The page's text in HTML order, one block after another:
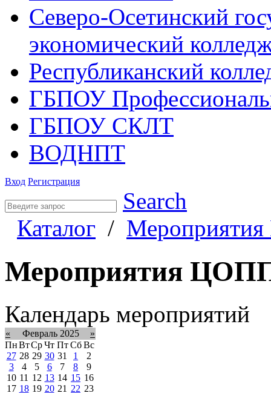
Северо-Осетинский
экономический
Республиканский
ГБПОУ
ГБПОУ СКЛТ
ВОДНПТ
Вход Регистрация
Search
Каталог /
Мероприятия
Календарь мероприятий
« Февраль 2025
»
ПнВтСрЧт Пт Сб Вс
27 28 29 30 31 1
2
3
4 5 6 7 8
9
10 11 12 13 14 15 16
17 18 19 20 21 22 23